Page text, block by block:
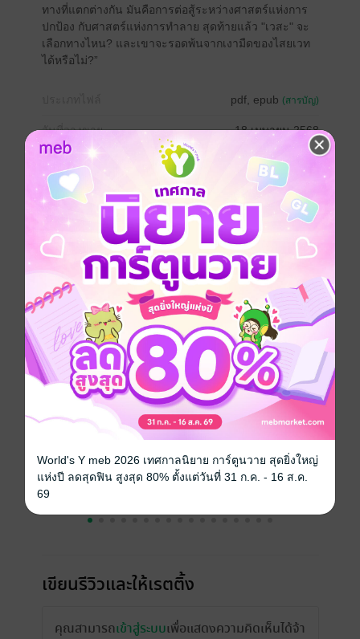
ทางที่แตกต่างกัน มันคือการต่อสู้ระหว่างศาสตร์แห่งการ
ปกป้อง กับศาสตร์แห่งการทำลาย สุดท้ายแล้ว "เวสะ" จะ
เลือกทางไหน? และเขาจะรอดพ้นจากเงามืดของไสยเวท
ได้หรือไม่?”
pdf, epub (สารบัญ)
วันที่วางขาย 18 เมษายน 2568
ความยาว 298 หน้า (≈ 80,335 คำ)
ราคาปก 319 บาท (ประหยัด 10%)
สนใจเวอร์ชันกระดาษ เชิญทางนี้!
เวอร์ชันกระดาษมีวางขายที่เว็บไซต์สำนัก
พิมพ์ จะไม่มีขายโดย MEB นะจ๊ะ สามารถสั่ง
ซื้อ หรือติดต่อคนขายโดยตรงเลยจ้ะ
สั่งซื้อโดยตรงกับ สนพ.
เรื่องที่คุณน่าจะสนใจ
เขียนรีวิวและให้เรตติ้ง
คุณสามารถเข้าสู่ระบบเพื่อแสดงความคิดเห็นได้จ้า
World's Y meb 2026 เทศกาลนิยาย การ์ตูนวาย สุดยิ่งใหญ่
แห่งปี ลดสุดฟิน สูงสุด 80% ตั้งแต่วันที่ 31 ก.ค. - 16 ส.ค.
69